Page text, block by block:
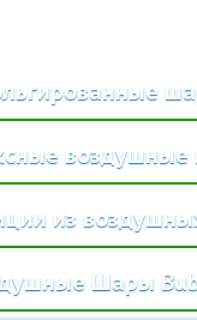
из
Шары